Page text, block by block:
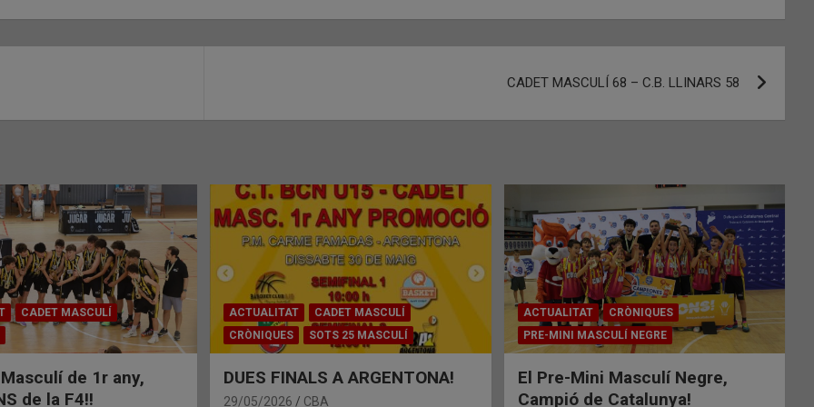
CADET MASCULÍ 68 – C.B. LLINARS 58
CADET MASCULÍ
de 1r any,
de la F4!!
ACTUALITAT
CADET MASCULÍ
CRÒNIQUES
SOTS 25 MASCULÍ
DUES FINALS A ARGENTONA!
29/05/2026 CBA
ACTUALITAT
CRÒNIQUES
PRE-MINI MASCULÍ NEGRE
El Pre-Mini Masculí Negre,
Campió de Catalunya!